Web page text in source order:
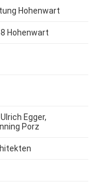
Hohenwart
Hohenwart
Egger,
Porz